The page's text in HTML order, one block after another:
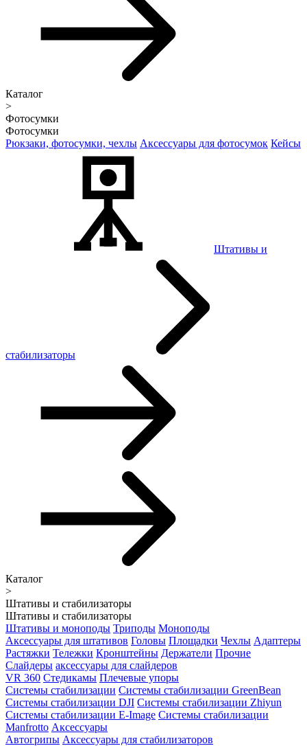
Каталог
>
Фотосумки
Фотосумки
Рюкзаки, фотосумки, чехлы Аксессуары для фотосумок Кейсы
Штативы и
стабилизаторы
Каталог
>
Штативы и стабилизаторы
Штативы и стабилизаторы
Штативы и моноподы Триподы Моноподы
Аксессуары для штативов Головы Площадки Чехлы Адаптеры
Растяжки Тележки Кронштейны Держатели Прочие
Слайдеры аксессуары для слайдеров
VR 360 Стедикамы Плечевые упоры
Системы стабилизации Системы стабилизации GreenBean
Системы стабилизации DJI Системы стабилизации Zhiyun
Системы стабилизации E-Image Системы стабилизации
Manfrotto Аксессуары
Автогрипы Аксессуары для стабилизаторов